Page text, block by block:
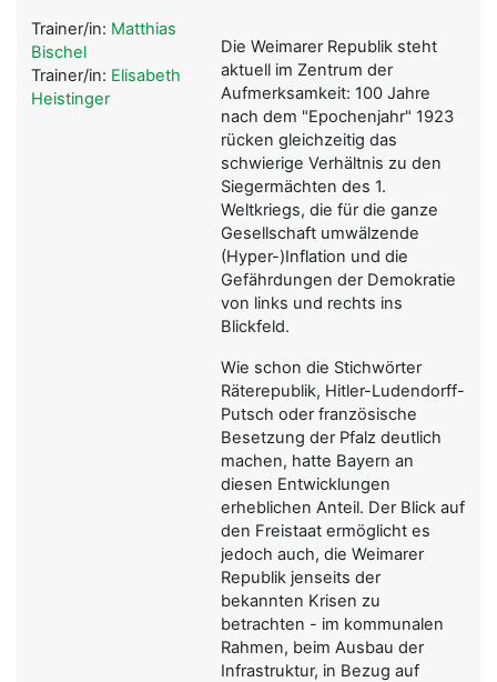
Die Weimarer Republik steht
aktuell im Zentrum der
Aufmerksamkeit: 100 Jahre
nach dem "Epochenjahr" 1923
rücken gleichzeitig das
schwierige Verhältnis zu den
Siegermächten des 1.
Weltkriegs, die für die ganze
Gesellschaft umwälzende
(Hyper-)Inflation und die
Gefährdungen der Demokratie
von links und rechts ins
Blickfeld.
Wie schon die Stichwörter
Räterepublik, Hitler-Ludendorff-
Putsch oder französische
Besetzung der Pfalz deutlich
machen, hatte Bayern an
diesen Entwicklungen
erheblichen Anteil. Der Blick auf
den Freistaat ermöglicht es
jedoch auch, die Weimarer
Republik jenseits der
bekannten Krisen zu
betrachten - im kommunalen
Rahmen, beim Ausbau der
Infrastruktur, in Bezug auf
Trainer/in: Matthias
Bischel
Trainer/in: Elisabeth
Heistinger